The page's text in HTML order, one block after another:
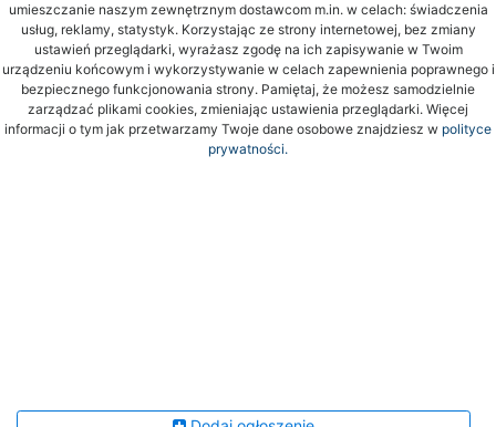
umieszczanie naszym zewnętrznym dostawcom m.in. w celach: świadczenia
usług, reklamy, statystyk. Korzystając ze strony internetowej, bez zmiany
ustawień przeglądarki, wyrażasz zgodę na ich zapisywanie w Twoim
urządzeniu końcowym i wykorzystywanie w celach zapewnienia poprawnego i
bezpiecznego funkcjonowania strony. Pamiętaj, że możesz samodzielnie
zarządzać plikami cookies, zmieniając ustawienia przeglądarki. Więcej
informacji o tym jak przetwarzamy Twoje dane osobowe znajdziesz w polityce
prywatności.